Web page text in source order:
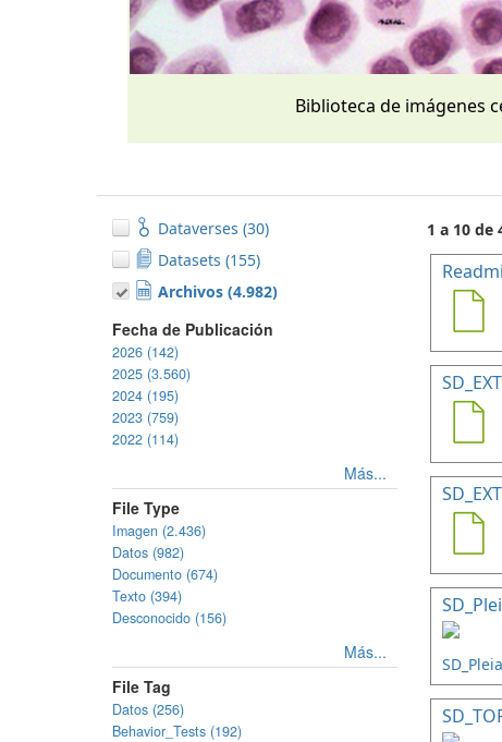
Biblioteca de imágenes
Dataverses (30)
Datasets (155)
Archivos (4.982)
Fecha de Publicación
2026 (142)
2025 (3.560)
2024 (195)
2023 (759)
2022 (114)
Más...
File Type
Imagen (2.436)
Datos (982)
Documento (674)
Texto (394)
Desconocido (156)
Más...
File Tag
Datos (256)
Behavior_Tests (192)
1 a 10 de